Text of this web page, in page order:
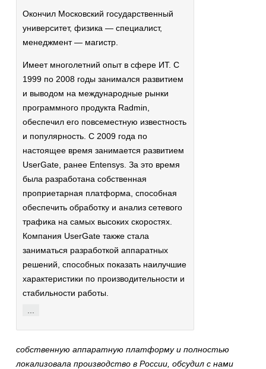
Окончил Московский государственный
университет, физика — специалист,
менеджмент — магистр.
Имеет многолетний опыт в сфере ИТ. С
1999 по 2008 годы занимался развитием
и выводом на международные рынки
программного продукта Radmin,
обеспечил его повсеместную известность
и популярность. С 2009 года по
настоящее время занимается развитием
UserGate, ранее Entensys. За это время
была разработана собственная
проприетарная платформа, способная
обеспечить обработку и анализ сетевого
трафика на самых высоких скоростях.
Компания UserGate также стала
заниматься разработкой аппаратных
решений, способных показать наилучшие
характеристики по производительности и
стабильности работы.
собственную аппаратную платформу и полностью
локализовала производство в России, обсудил с нами